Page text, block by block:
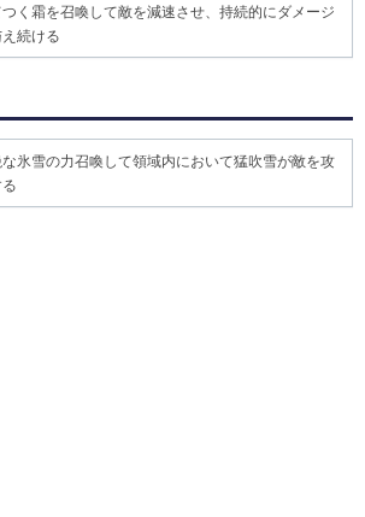
く霜を召喚して敵を減速させ、持続的にダメージ
え続ける
な氷雪の力召喚して領域内において猛吹雪が敵を攻